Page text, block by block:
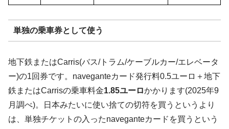
単独の乗車券として使う
地下鉄またはCarris(バス/トラム/ケーブルカー/エレベータ
ー)の1回券です。naveganteカード発行料0.5ユーロ＋地下
鉄またはCarrisの乗車料金1.85ユーロかかります(2025年9
月調べ)。日本みたいに使い捨ての切符を買うというより
は、単独チケットの入ったnaveganteカードを買うという